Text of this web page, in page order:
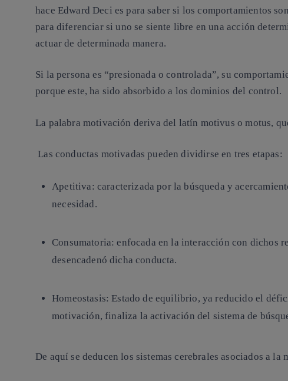
hace Edward Deci es para saber si los comportamientos
para diferenciar si uno se siente libre en una acción
actuar de determinada manera.
Si la persona es “presionada o controlada”, su
porque este, ha sido absorbido a los dominios del control.
La palabra motivación deriva del latín motivus o motus,
Las conductas motivadas pueden dividirse en tres etapas:
Apetitiva: caracterizada por la búsqueda y
necesidad.
Consumatoria: enfocada en la interacción con dichos
desencadenó dicha conducta.
Homeostasis: Estado de equilibrio, ya reducido el
motivación, finaliza la activación del sistema de
De aquí se deducen los sistemas cerebrales asociados a la